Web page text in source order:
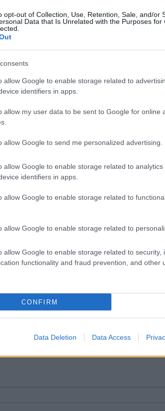
opt-out of Collection, Use, Retention, Sale, and/or
Data that Is Unrelated with the Purposes for
allow Google to enable storage related to
identifiers in apps.
allow my user data to be sent to Google for online
allow Google to send me personalized advertising.
allow Google to enable storage related to analytics
identifiers in apps.
allow Google to enable storage related to
allow Google to enable storage related to
allow Google to enable storage related to security,
functionality and fraud prevention, and other
CONFIRM
Data Deletion Data Access
Invia un Comunicato Stampa|
e ricevi le nostre email periodiche contenenti le